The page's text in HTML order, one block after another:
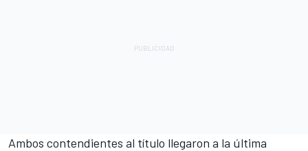
Ambos contendientes al título llegaron a la última